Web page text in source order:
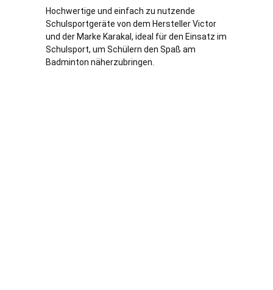
Hochwertige und einfach zu nutzende
Schulsportgeräte von dem Hersteller Victor
und der Marke Karakal, ideal für den Einsatz im
Schulsport, um Schülern den Spaß am
Badminton näherzubringen.